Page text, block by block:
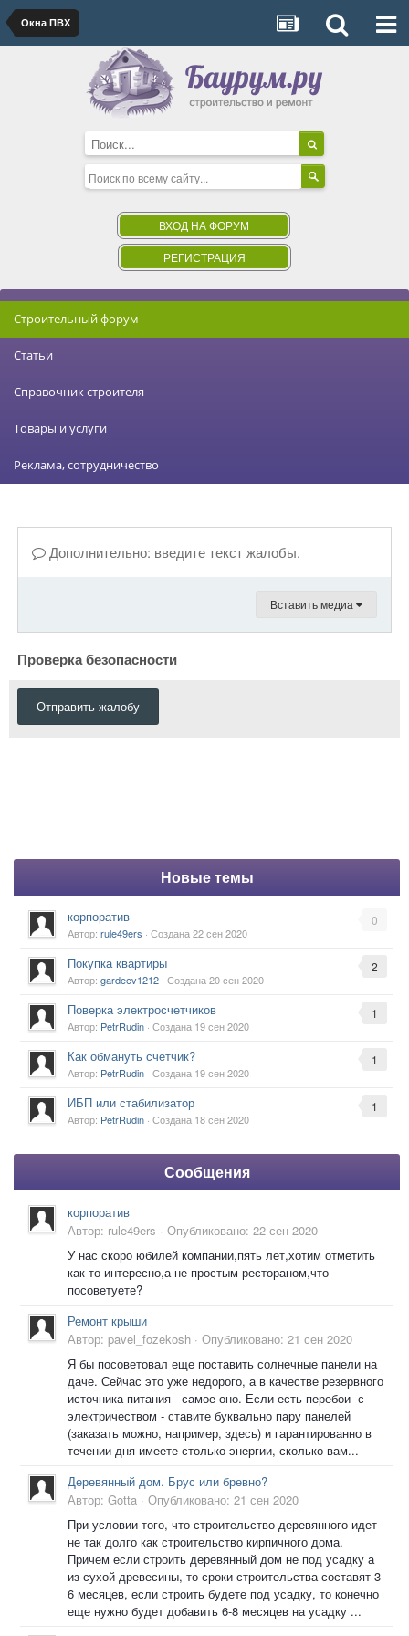
Окна ПВХ
ВХОД НА ФОРУМ
РЕГИСТРАЦИЯ
Строительный форум
Статьи
Справочник строителя
Товары и услуги
Реклама, сотрудничество
Дополнительно: введите текст жалобы.
Вставить медиа
Проверка безопасности
Отправить жалобу
Новые темы
0
корпоратив
Автор: rule49ers · Создана22 сен 2020
2
Покупка квартиры
Автор: gardeev1212 · Создана20 сен 2020
1
Поверка электросчетчиков
Автор: PetrRudin · Создана 19 сен 2020
1
Как обмануть счетчик?
Автор: PetrRudin · Создана 19 сен 2020
1
ИБП или стабилизатор
Автор: PetrRudin · Создана 18 сен 2020
Сообщения
корпоратив
Автор: rule49ers · Опубликовано: 22 сен 2020
У нас скоро юбилей компании,пять лет,хотим отметить
как то интересно,а не простым рестораном,что
посоветуете?
Ремонт крыши
Автор: pavel_fozekosh · Опубликовано: 21 сен 2020
Я бы посоветовал еще поставить солнечные панели на
даче. Сейчас это уже недорого, а в качестве резервного
источника питания - самое оно. Если есть перебои с
электричеством - ставите буквально пару панелей
(заказать можно, например, здесь) и гарантированно в
течении дня имеете столько энергии, сколько вам...
Деревянный дом. Брус или бревно?
Автор: Gotta · Опубликовано: 21 сен 2020
При условии того, что строительство деревянного идет
не так долго как строительство кирпичного дома.
Причем если строить деревянный дом не под усадку а
из сухой древесины, то сроки строительства составят 3-
6 месяцев, если строить будете под усадку, то конечно
еще нужно будет добавить 6-8 месяцев на усадку ...